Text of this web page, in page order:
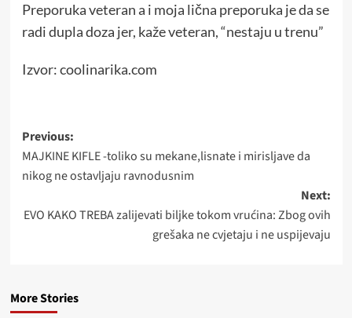
Preporuka veteran a i moja lična preporuka je da se
radi dupla doza jer, kaže veteran, “nestaju u trenu”
Izvor: coolinarika.com
Post
navigation
Previous:
MAJKINE KIFLE -toliko su mekane,lisnate i mirisljave da
nikog ne ostavljaju ravnodusnim
Next:
EVO KAKO TREBA zalijevati biljke tokom vrućina: Zbog ovih
grešaka ne cvjetaju i ne uspijevaju
More Stories